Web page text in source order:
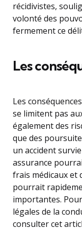
récidivistes,
volonté des
fermement ce
Les
Les
se limitent pas
également des
que des
un accident
assurance
frais médicaux et
pourrait
importantes.
légales de la
consulter cet